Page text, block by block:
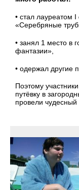
• стал лауреатом
«Серебряные
• занял 1 место в
фантазии»,
• одержал другие
Поэтому
путёвку в
провели